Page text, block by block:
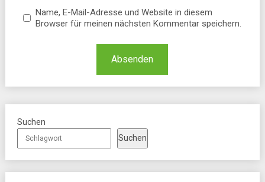
Name, E-Mail-Adresse und Website in diesem
Browser für meinen nächsten Kommentar speichern.
Suchen
Suchen